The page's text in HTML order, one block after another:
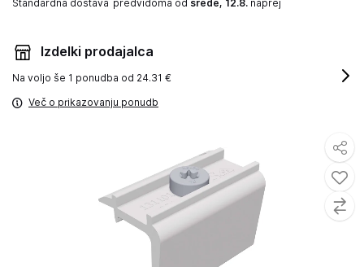
Standardna dostava predvidoma od srede, 12.8. naprej
Izdelki prodajalca
Na voljo še 1 ponudba od 24.31 €
Več o prikazovanju ponudb